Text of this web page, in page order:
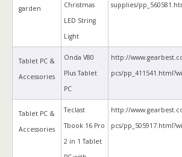
garden
Christmas
LED String
Light
supplies/
Tablet PC &
Accessories
Onda V80
Plus Tablet
PC
http://
pcs/
Tablet PC &
Accessories
Teclast
Tbook 16 Pro
2 in 1 Tablet
http://
pcs/